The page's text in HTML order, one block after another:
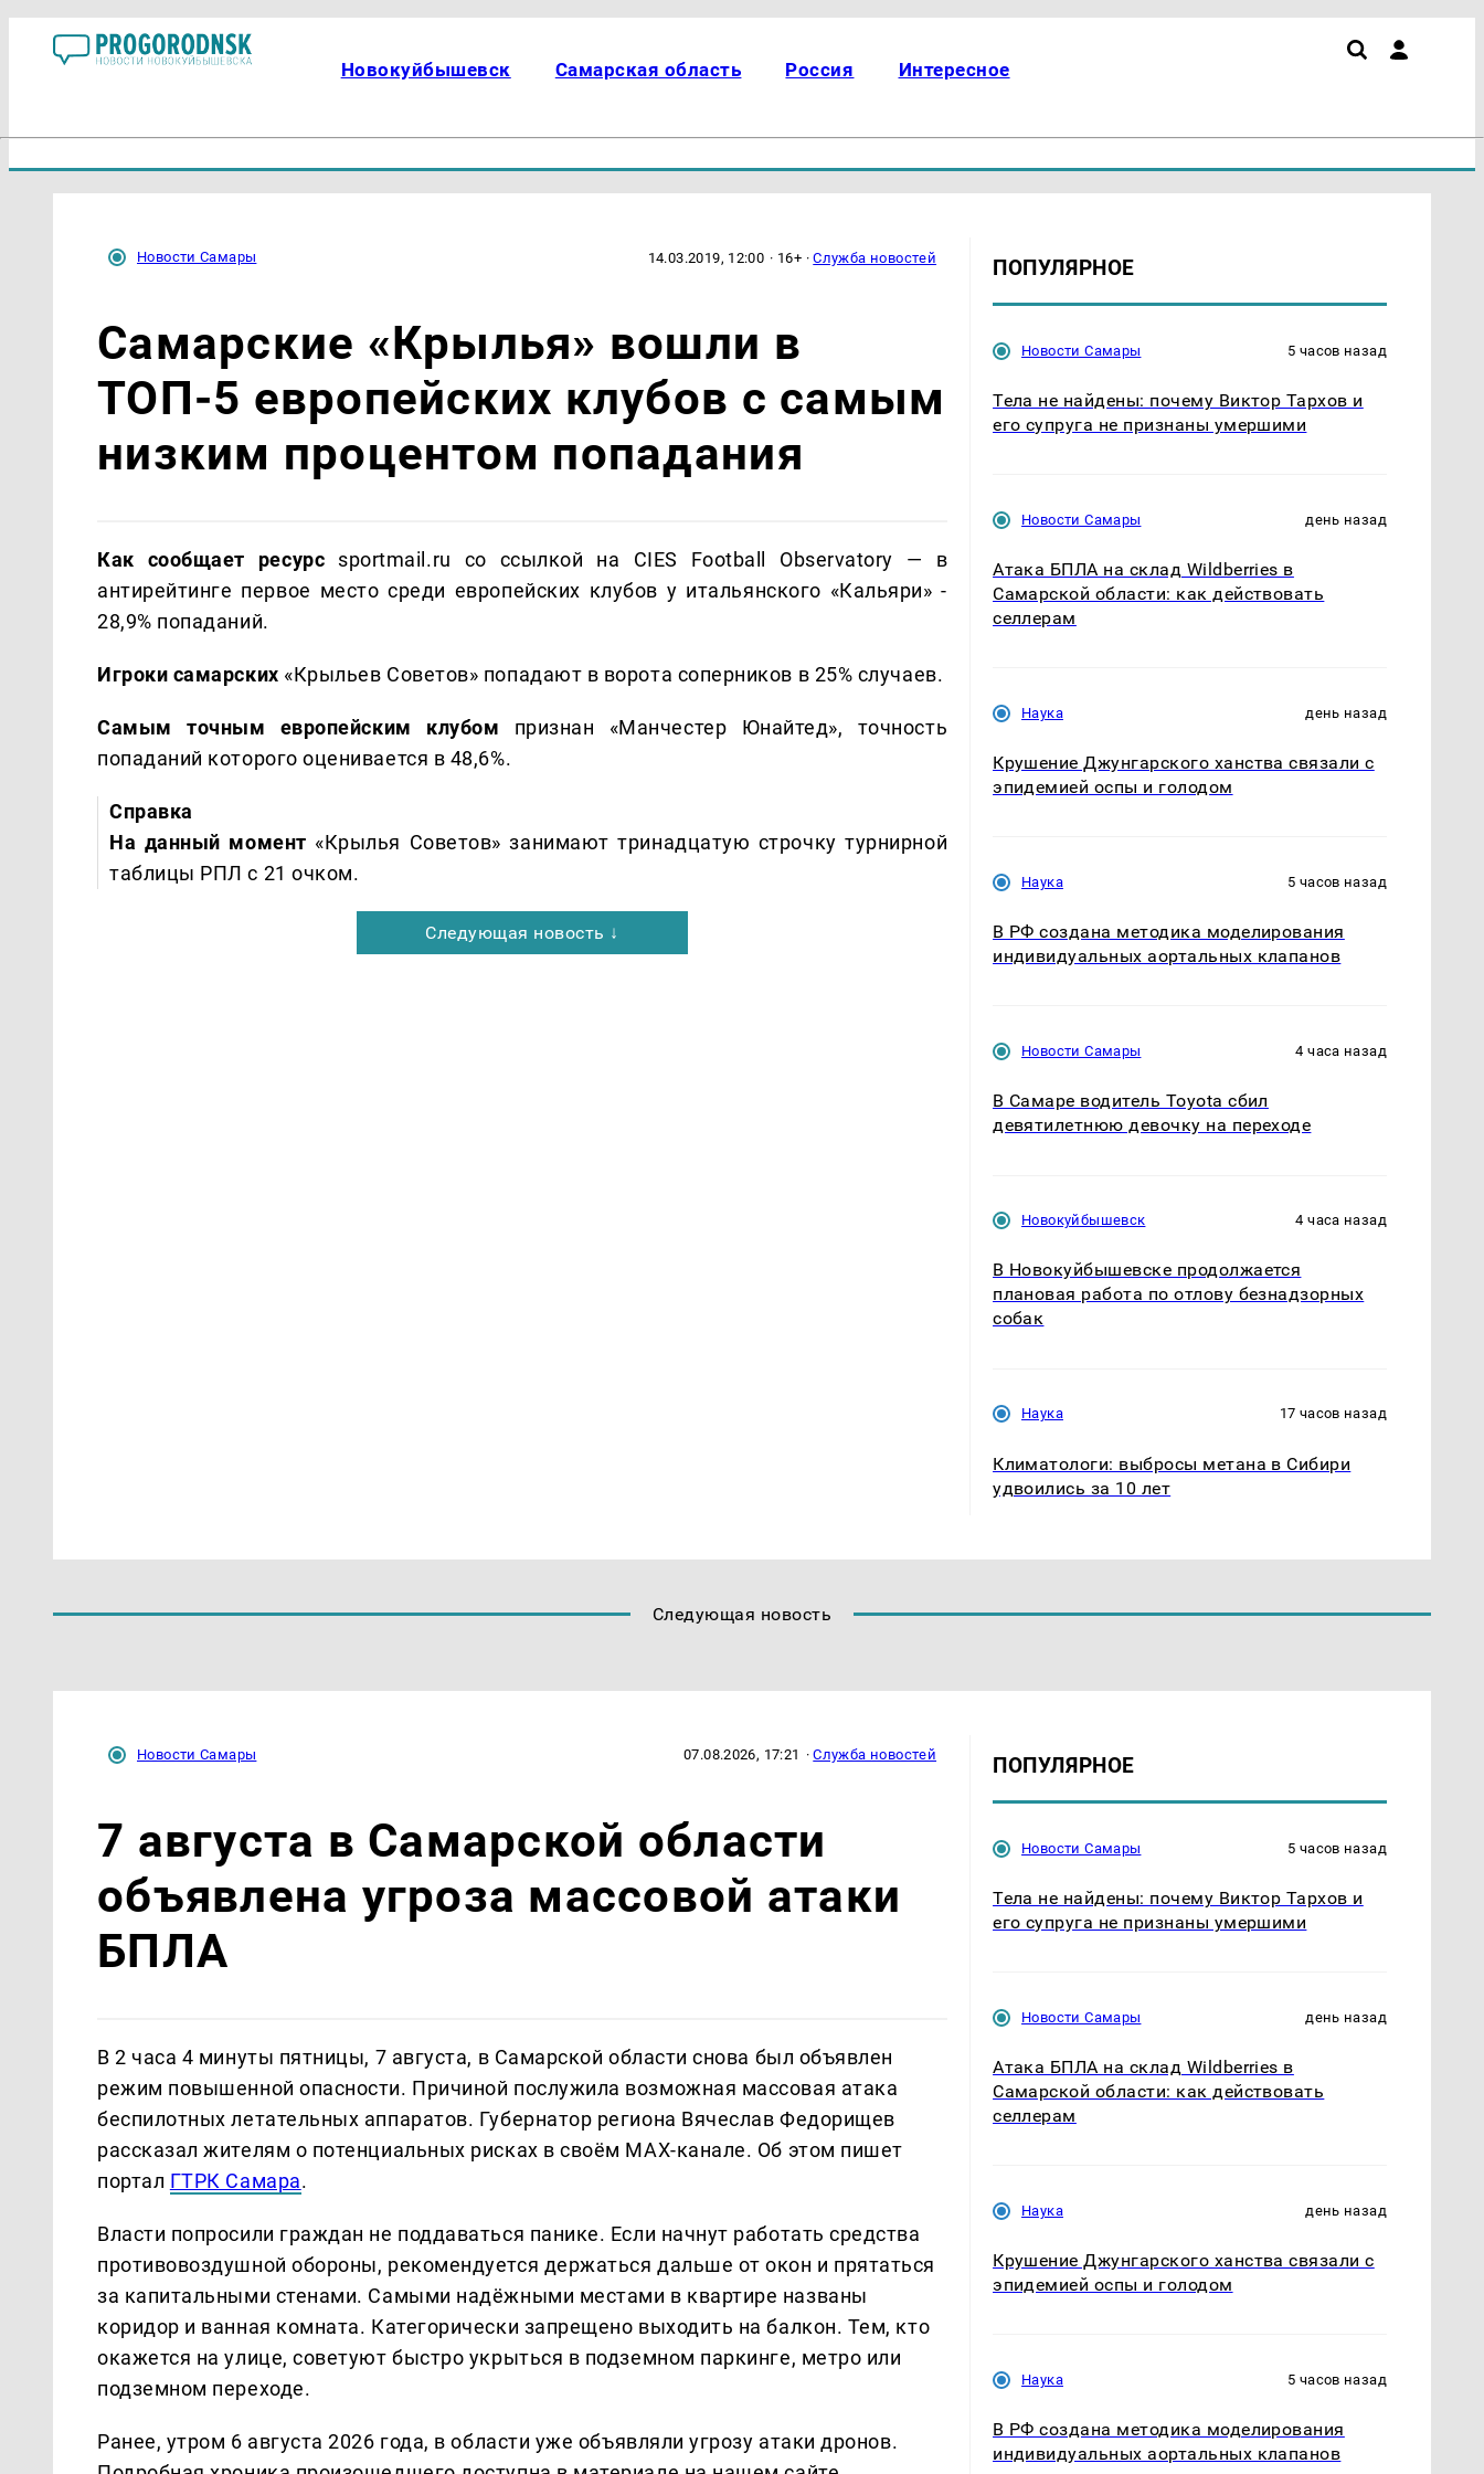
Новокуйбышевск Самарская область Россия Интересное
Новости Самары 14.03.2019, 12:00 · 16+ ·Служба новостей
Самарские «Крылья» вошли в
ТОП-5 европейских клубов с самым
низким процентом попадания
Как сообщает ресурс sportmail.ru со ссылкой на CIES Football Observatory — в
антирейтинге первое место среди европейских клубов у итальянского «Кальяри» -
28,9% попаданий.
Игроки самарских «Крыльев Советов» попадают в ворота соперников в 25% случаев.
Самым точным европейским клубом признан «Манчестер Юнайтед», точность
попаданий которого оценивается в 48,6%.
Справка
На данный момент «Крылья Советов» занимают тринадцатую строчку турнирной
таблицы РПЛ с 21 очком.
Следующая новость ↓
ПОПУЛЯРНОЕ
Новости Самары 5 часов назад
Тела не найдены: почему Виктор Тархов и
его супруга не признаны умершими
Новости Самары день назад
Атака БПЛА на склад Wildberries в
Самарской области: как действовать
селлерам
Наука день назад
Крушение Джунгарского ханства связали с
эпидемией оспы и голодом
Наука 5 часов назад
В РФ создана методика моделирования
индивидуальных аортальных клапанов
Новости Самары 4 часа назад
В Самаре водитель Toyota сбил
девятилетнюю девочку на переходе
Новокуйбышевск 4 часа назад
В Новокуйбышевске продолжается
плановая работа по отлову безнадзорных
собак
Наука 17 часов назад
Климатологи: выбросы метана в Сибири
удвоились за 10 лет
Следующая новость
Новости Самары 07.08.2026, 17:21 ·Служба новостей
7 августа в Самарской области
объявлена угроза массовой атаки
БПЛА
В 2 часа 4 минуты пятницы, 7 августа, в Самарской области снова был объявлен
режим повышенной опасности. Причиной послужила возможная массовая атака
беспилотных летательных аппаратов. Губернатор региона Вячеслав Федорищев
рассказал жителям о потенциальных рисках в своём МАХ-канале. Об этом пишет
портал ГТРК Самара.
Власти попросили граждан не поддаваться панике. Если начнут работать средства
противовоздушной обороны, рекомендуется держаться дальше от окон и прятаться
за капитальными стенами. Самыми надёжными местами в квартире названы
коридор и ванная комната. Категорически запрещено выходить на балкон. Тем, кто
окажется на улице, советуют быстро укрыться в подземном паркинге, метро или
подземном переходе.
Ранее, утром 6 августа 2026 года, в области уже объявляли угрозу атаки дронов.
ПОПУЛЯРНОЕ
Новости Самары 5 часов назад
Тела не найдены: почему Виктор Тархов и
его супруга не признаны умершими
Новости Самары день назад
Атака БПЛА на склад Wildberries в
Самарской области: как действовать
селлерам
Наука день назад
Крушение Джунгарского ханства связали с
эпидемией оспы и голодом
Наука 5 часов назад
В РФ создана методика моделирования
индивидуальных аортальных клапанов